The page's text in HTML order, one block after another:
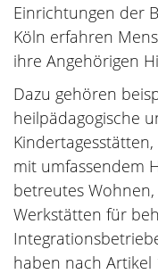
Einrichtungen der
Köln erfahren
ihre Angehörigen
Dazu gehören
heilpädagogische
mit umfassendem
betreutes
Werkstätten für
haben nach Artikel